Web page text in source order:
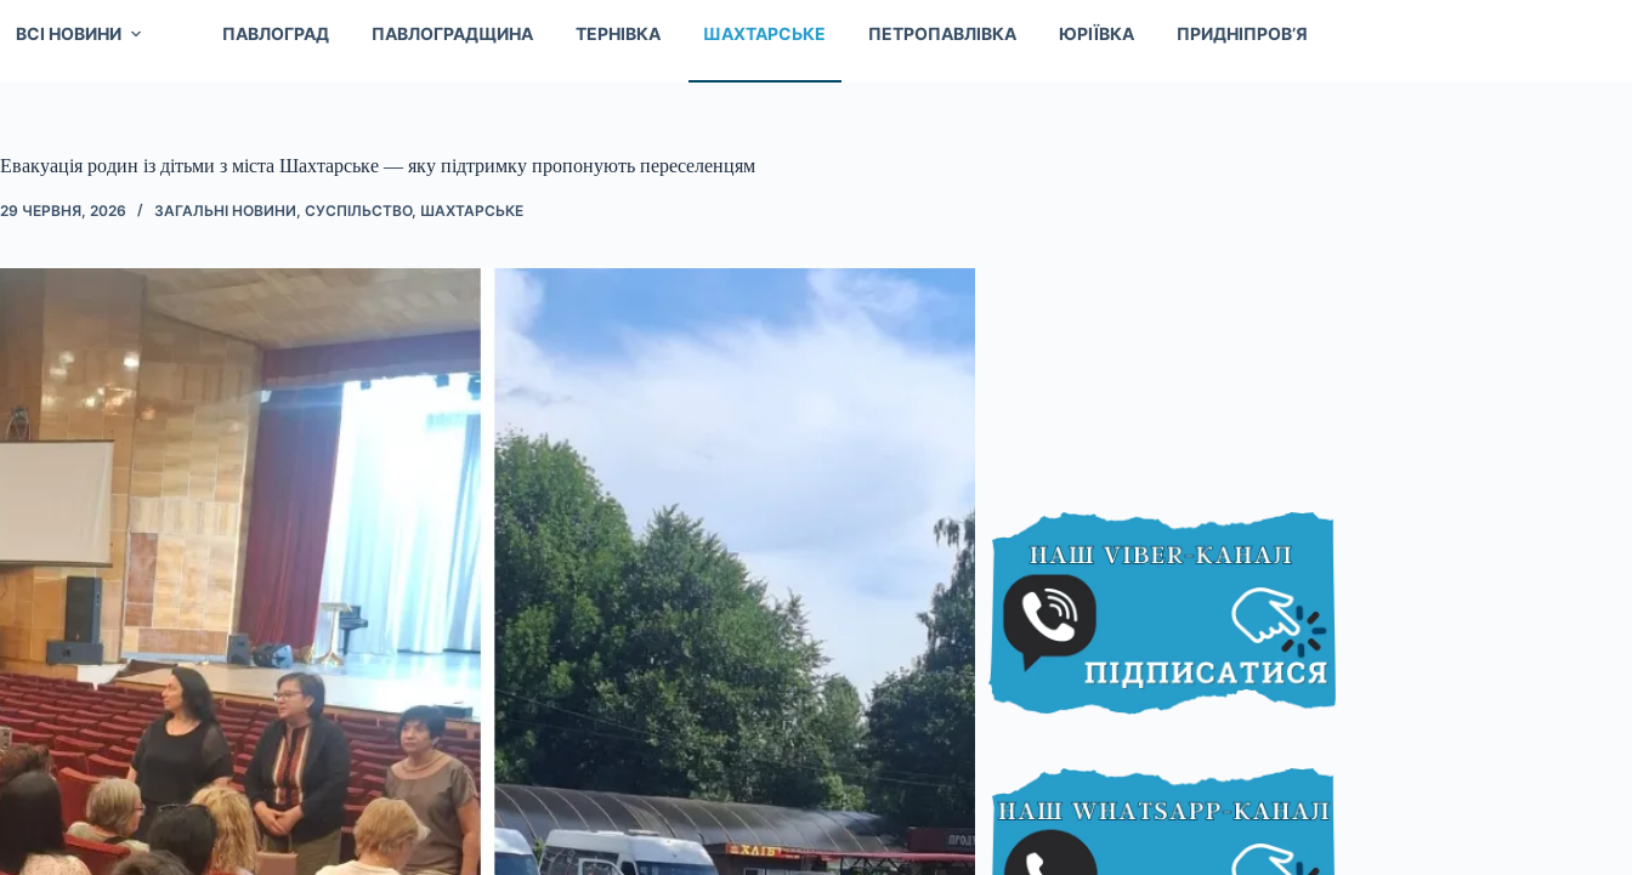
ВСІ НОВИНИ ПАВЛОГРАД ПАВЛОГРАДЩИНА ТЕРНІВКА ШАХТАРСЬКЕ ПЕТРОПАВЛІВКА ЮРІЇВКА ПРИДНІПРОВ’Я
Евакуація родин із дітьми з міста Шахтарське — яку підтримку пропонують переселенцям
29 ЧЕРВНЯ, 2026 ЗАГАЛЬНІ НОВИНИ, СУСПІЛЬСТВО, ШАХТАРСЬКЕ